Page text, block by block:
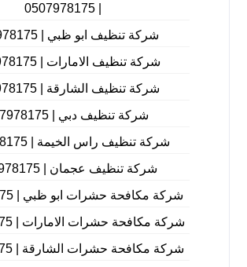
شركة تنظيف ابو ظبي | 0507978175
شركة تنظيف الامارات | 0507978175
شركة تنظيف الشارقة | 0507978175
شركة تنظيف دبي | 0507978175
شركة تنظيف راس الخيمة | 0507978175
شركة تنظيف عجمان | 0507978175
شركة مكافحة حشرات ابو ظبي | 0507978175
شركة مكافحة حشرات الامارات | 0507978175
شركة مكافحة حشرات الشارقة | 0507978175